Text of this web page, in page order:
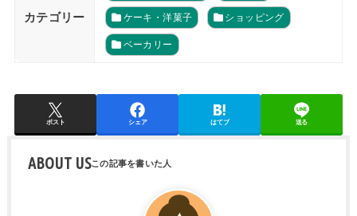
カテゴリー ケーキ・洋菓子 ショッピング
ベーカリー
ポスト シェア はてブ 送る
ABOUT US